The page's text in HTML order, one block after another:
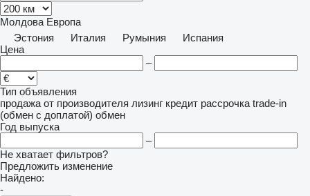
Молдова Европа
Эстония
Италия Румыния
Испания
Цена
–
Тип объявления
продажа от производителя лизинг кредит рассрочка trade-in
(обмен с доплатой) обмен
Год выпуска
–
Не хватает фильтров?
Предложить изменение
Найдено:
-